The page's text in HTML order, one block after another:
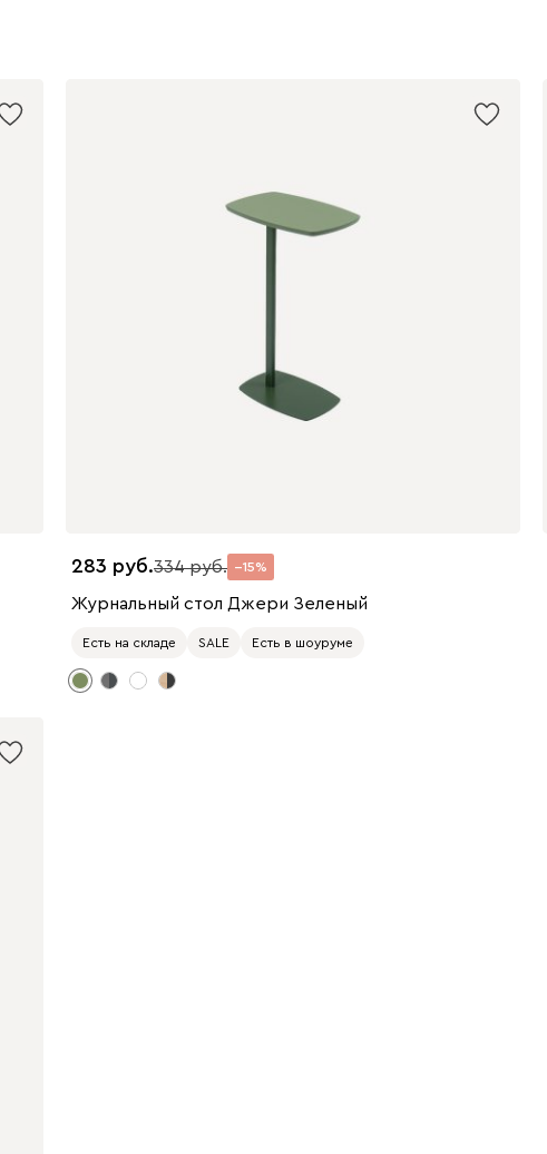
283 334 15
Журнальный стол Джери Зеленый
Есть на складе SALE Есть в шоуруме